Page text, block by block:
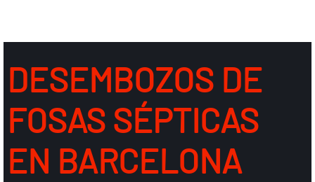
DESEMBOZOS DE
FOSAS SÉPTICAS
EN BARCELONA